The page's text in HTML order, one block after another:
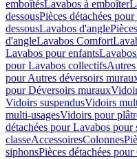
emboîtésLavabos à emboîter
dessousPièces détachées
dessousLavabos d'angle
d'angleLavabos Comfort
Lavabos pour enfantsLavabos
pour Lavabos collectifs
pour Autres déversoirs
pour Déversoirs muraux
Vidoirs suspendusVidoirs
multi-usagesVidoirs pour
détachées pour Lavabos pour
classeAccessoiresColonnes
siphonsPièces détachées